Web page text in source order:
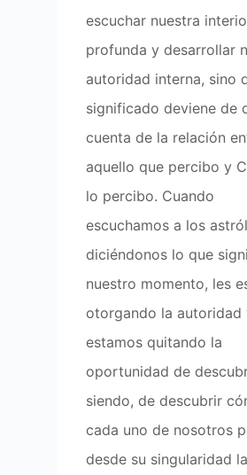
escuchar nuestra
profunda y desarrollar
autoridad interna, sino
significado deviene de
cuenta de la relación
aquello que percibo y
lo percibo. Cuando
escuchamos a los
diciéndonos lo que
nuestro momento, les
otorgando la autoridad
estamos quitando la
oportunidad de
siendo, de descubrir
cada uno de nosotros
desde su singularidad